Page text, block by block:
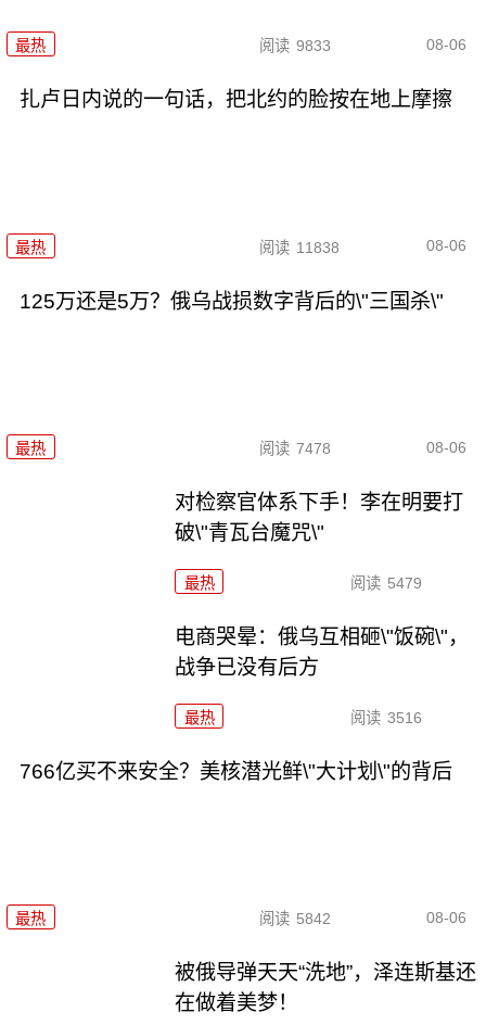
最热 阅读 9833 08-06
扎卢日内说的一句话，把北约的脸按在地上摩擦
最热 阅读 11838 08-06
125万还是5万？俄乌战损数字背后的\"三国杀\"
最热 阅读 7478 08-06
对检察官体系下手！李在明要打
破\"青瓦台魔咒\"
最热 阅读 5479
电商哭晕：俄乌互相砸\"饭碗\"，
战争已没有后方
最热 阅读 3516
766亿买不来安全？美核潜光鲜\"大计划\"的背后
最热 阅读 5842 08-06
被俄导弹天天“洗地”，泽连斯基还
在做着美梦！